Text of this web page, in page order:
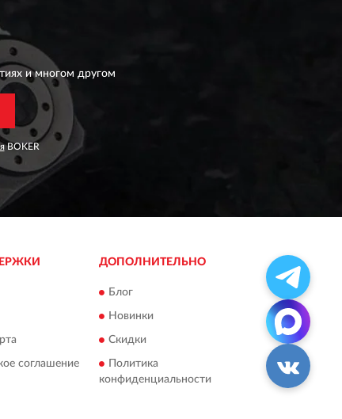
и многом другом
BOKER
соглашение
ДОПОЛНИТЕЛЬНО
Блог
Новинки
Скидки
Политика
конфиденциальности